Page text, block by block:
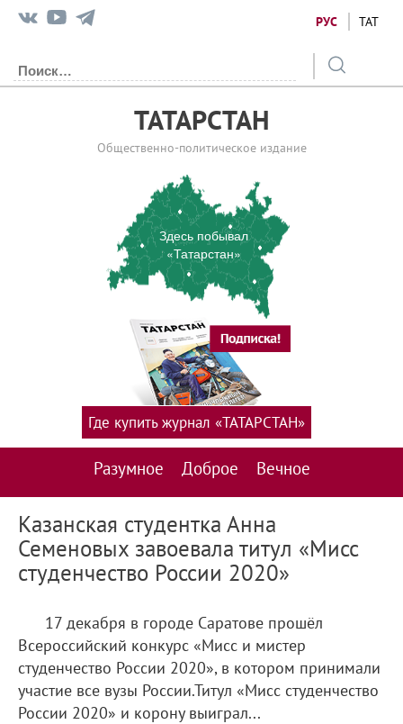
РУС ТАТ
ТАТАРСТАН
Общественно-политическое издание
Здесь побывал
«Татарстан»
Разумное Доброе Вечное
Где купить журнал «ТАТАРСТАН»
Казанская студентка Анна
Семеновых завоевала титул «Мисс
студенчество России 2020»
17 декабря в городе Саратове прошёл
Всероссийский конкурс «Мисс и мистер
студенчество России 2020», в котором принимали
участие все вузы России.Титул «Мисс студенчество
России 2020» и корону выиграл...